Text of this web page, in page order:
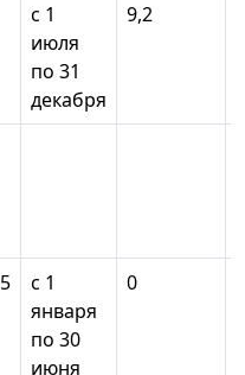
с 1
июля
по 31
декабря
9,2
с 1
января
по 30
июня
0